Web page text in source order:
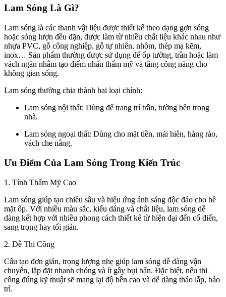
Lam Sóng Là Gì?
Lam sóng là các thanh vật liệu được thiết kế theo dạng gợn sóng
hoặc sóng lượn đều đặn, được làm từ nhiều chất liệu khác nhau như
nhựa PVC, gỗ công nghiệp, gỗ tự nhiên, nhôm, thép mạ kẽm,
inox… Sản phẩm thường được sử dụng để ốp tường, trần hoặc làm
vách ngăn nhằm tạo điểm nhấn thẩm mỹ và tăng công năng cho
không gian sống.
Lam sóng thường chia thành hai loại chính:
Lam sóng nội thất: Dùng để trang trí trần, tường bên trong
nhà.
Lam sóng ngoại thất: Dùng cho mặt tiền, mái hiên, hàng rào,
vách che nắng.
Ưu Điểm Của Lam Sóng Trong Kiến Trúc
1. Tính Thẩm Mỹ Cao
Lam sóng giúp tạo chiều sâu và hiệu ứng ánh sáng độc đáo cho bề
mặt ốp. Với nhiều màu sắc, kiểu dáng và chất liệu, lam sóng dễ
dàng kết hợp với nhiều phong cách thiết kế từ hiện đại đến cổ điển,
sang trọng hay tối giản.
2. Dễ Thi Công
Cấu tạo đơn giản, trọng lượng nhẹ giúp lam sóng dễ dàng vận
chuyển, lắp đặt nhanh chóng và ít gây bụi bẩn. Đặc biệt, nếu thi
công đúng kỹ thuật sẽ mang lại độ bền cao và dễ dàng tháo lắp, bảo
trì.